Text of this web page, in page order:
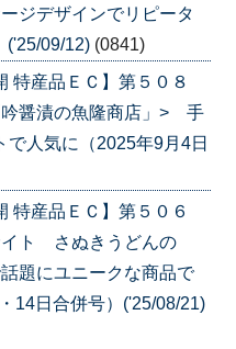
ジデザインでリピータ
('25/09/12) (0841)
特産品ＥＣ】第５０８
醤漬の魚隆商店」> 手
で人気に（2025年9月4日
特産品ＥＣ】第５０６
ト さぬきうどんの
題にユニークな商品で
14日合併号）('25/08/21)